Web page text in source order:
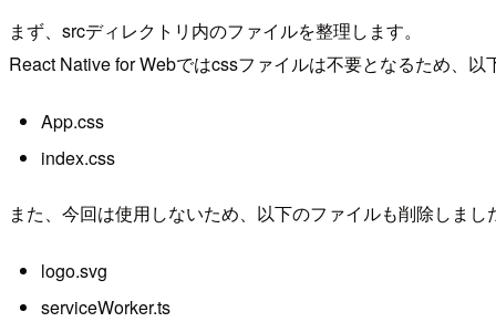
まず、srcディレクトリ内のファイルを整理します。
React Native for Webではcssファイルは不要となるため、以
App.css
index.css
また、今回は使用しないため、以下のファイルも削除しまし
logo.svg
serviceWorker.ts